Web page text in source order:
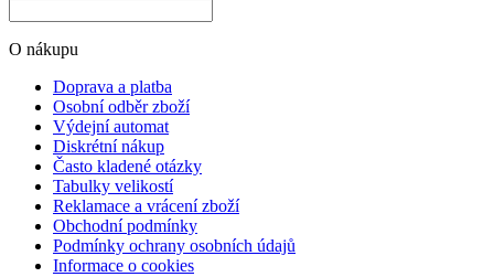
O nákupu
Doprava a platba
Osobní odběr zboží
Výdejní automat
Diskrétní nákup
Často kladené otázky
Tabulky velikostí
Reklamace a vrácení zboží
Obchodní podmínky
Podmínky ochrany osobních údajů
Informace o cookies